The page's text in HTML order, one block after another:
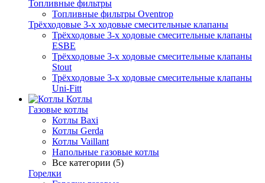
Топливные фильтры
Топливные фильтры Oventrop
Трёхходовые 3-х ходовые смесительные клапаны
Трёхходовые 3-х ходовые смесительные клапаны
ESBE
Трёхходовые 3-х ходовые смесительные клапаны
Stout
Трёхходовые 3-х ходовые смесительные клапаны
Uni-Fitt
Котлы
Газовые котлы
Котлы Baxi
Котлы Gerda
Котлы Vaillant
Напольные газовые котлы
Все категории (5)
Горелки